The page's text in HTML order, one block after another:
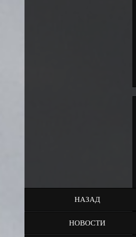
НАЗАД
НОВОСТИ